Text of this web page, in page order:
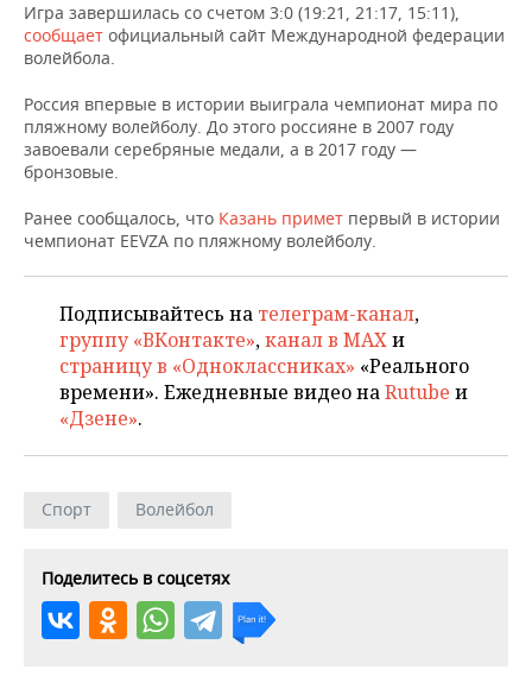
КОМУ ПРИНАДЛЕЖАТ
ТОРГОВЫЕ ЦЕНТРЫ
БЮДЖЕТ
ИНВЕСТИЦИИ
АГРОПРОМ
МАШИНОСТРОЕНИЕ
НЕФТЕХИМИЯ
НЕФТЬ
ОПК
НОВОСТИ АВТО
БИЗНЕС
НОВОСТИ БИЗНЕСА
РОЗНИЧНАЯ ТОРГОВЛЯ
ТРАНСПОРТ
УСЛУГИ
ТЕХНОЛОГИИ
НОВОСТИ ТЕХНОЛОГИЙ
IT
МЕДИА
ТЕЛЕКОММУНИКАЦИИ
МЕРОПРИЯТИЯ
НОВОСТИ МЕРОПРИЯТИЙ
ВЫЕЗДНАЯ РЕДАКЦИЯ
БИЗНЕС-БРАНЧИ
ONLINE-КОНФЕРЕНЦИИ
ОТКРЫТАЯ ЛЕКЦИЯ
СПОРТ
НОВОСТИ СПОРТА
ФУТБОЛ
ХОККЕЙ
БАСКЕТБОЛ
ФИГУРНОЕ КАТАНИЕ
ОБЩЕСТВО
НОВОСТИ ОБЩЕСТВА
ВЛАСТЬ
ИНФРАСТРУКТУРА
МЕДИЦИНА
ФОТОГАЛЕРЕЯ
СЮЖЕТЫ
СПРАВОЧНИК
Игра завершилась со счетом 3:0 (19:21, 21:17, 15:11),
сообщает официальный сайт Международной федерации
волейбола.
Россия впервые в истории выиграла чемпионат мира по
пляжному волейболу. До этого россияне в 2007 году
завоевали серебряные медали, а в 2017 году —
бронзовые.
Ранее сообщалось, что Казань примет первый в истории
чемпионат EEVZA по пляжному волейболу.
Подписывайтесь на телеграм-канал,
группу «ВКонтакте»,канал в MAXи
страницу в «Одноклассниках» «Реального
времени». Ежедневные видео наRutube и
«Дзене».
Спорт Волейбол
Поделитесь в соцсетях